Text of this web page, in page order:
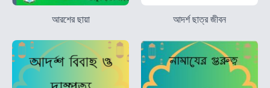
আরশের ছায়া আদর্শ ছাত্র জীবন